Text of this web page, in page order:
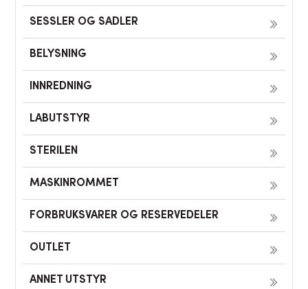
SESSLER OG SADLER
BELYSNING
INNREDNING
LABUTSTYR
STERILEN
MASKINROMMET
FORBRUKSVARER OG RESERVEDELER
OUTLET
ANNET UTSTYR